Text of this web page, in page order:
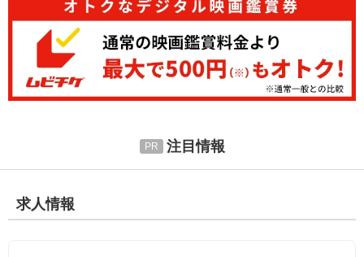
注目情報
求人情報